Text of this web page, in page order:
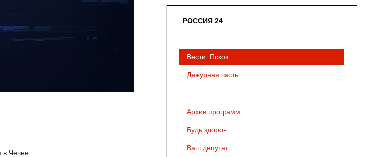
в Чечне.
РОССИЯ 24
Вести. Псков
Дежурная часть
Архив программ
Будь здоров
Ваш депутат